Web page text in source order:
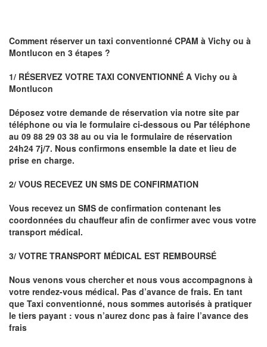
Comment réserver un taxi conventionné CPAM à Vichy ou à
Montlucon en 3 étapes ?
1/ RÉSERVEZ VOTRE TAXI CONVENTIONNÉ A Vichy ou à
Montlucon
Déposez votre demande de réservation via notre site par
téléphone ou via le formulaire ci-dessous ou Par téléphone
au 09 88 29 03 38 au ou via le formulaire de réservation
24h24 7j/7. Nous confirmons ensemble la date et lieu de
prise en charge.
2/ VOUS RECEVEZ UN SMS DE CONFIRMATION
Vous recevez un SMS de confirmation contenant les
coordonnées du chauffeur afin de confirmer avec vous votre
transport médical.
3/ VOTRE TRANSPORT MÉDICAL EST REMBOURSÉ
Nous venons vous chercher et nous vous accompagnons à
votre rendez-vous médical. Pas d’avance de frais. En tant
que Taxi conventionné, nous sommes autorisés à pratiquer
le tiers payant : vous n’aurez donc pas à faire l’avance des
frais